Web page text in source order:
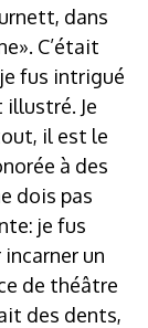
dans
C’était
fus intrigué
Je
il est le
à des
dois pas
je fus
un
de théâtre
des dents,